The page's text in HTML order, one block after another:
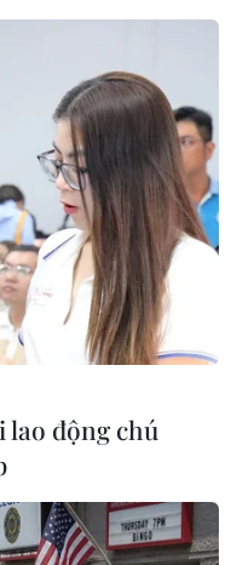
6,3 độ Richter ở
biết ngày 11/10 đã
độ Richter cách
Nhật Bản 154km về
lao động chú